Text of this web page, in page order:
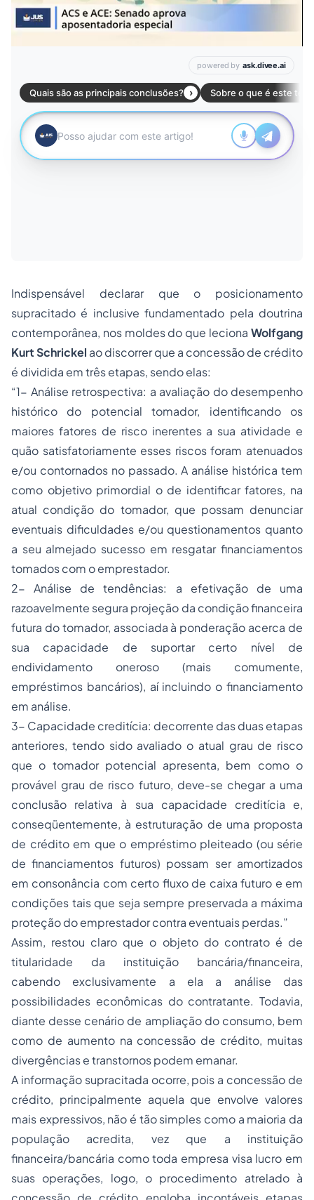
Indispensável declarar que o posicionamento
supracitado é inclusive fundamentado pela doutrina
contemporânea, nos moldes do que leciona Wolfgang
Kurt Schrickel ao discorrer que a concessão de crédito
é dividida em três etapas, sendo elas:
“1- Análise retrospectiva: a avaliação do desempenho
histórico do potencial tomador, identificando os
maiores fatores de risco inerentes a sua atividade e
quão satisfatoriamente esses riscos foram atenuados
e/ou contornados no passado. A análise histórica tem
como objetivo primordial o de identificar fatores, na
atual condição do tomador, que possam denunciar
eventuais dificuldades e/ou questionamentos quanto
a seu almejado sucesso em resgatar financiamentos
tomados com o emprestador.
2- Análise de tendências: a efetivação de uma
razoavelmente segura projeção da condição financeira
futura do tomador, associada à ponderação acerca de
sua capacidade de suportar certo nível de
endividamento oneroso (mais comumente,
empréstimos bancários), aí incluindo o financiamento
em análise.
3- Capacidade creditícia: decorrente das duas etapas
anteriores, tendo sido avaliado o atual grau de risco
que o tomador potencial apresenta, bem como o
provável grau de risco futuro, deve-se chegar a uma
conclusão relativa à sua capacidade creditícia e,
conseqüentemente, à estruturação de uma proposta
de crédito em que o empréstimopleiteado (ou série
de financiamentos futuros) possam ser amortizados
em consonância com certo fluxo de caixa futuro e em
condições tais que seja sempre preservada a máxima
proteção do emprestador contra eventuais perdas.”
Assim, restou claro que o objeto do contrato é de
titularidade da instituição bancária/financeira,
cabendo exclusivamente a ela a análise das
possibilidades econômicas do contratante. Todavia,
diante desse cenário de ampliação do consumo, bem
como de aumento na concessão de crédito, muitas
divergências e transtornos podem emanar.
A informação supracitada ocorre, pois a concessão de
crédito, principalmente aquela que envolve valores
mais expressivos, não é tão simples como a maioria da
população acredita, vez que a instituição
financeira/bancária como toda empresa visa lucro em
suas operações, logo, o procedimento atrelado à